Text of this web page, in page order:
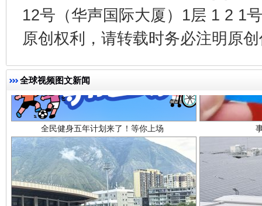
12号（华声国际大厦）1层 1 2 1
原创权利，请转载时务必注明原
全球视频图文新闻